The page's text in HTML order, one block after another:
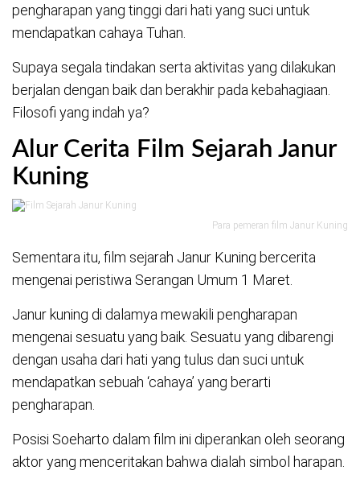
pengharapan yang tinggi dari hati yang suci untuk
mendapatkan cahaya Tuhan.
Supaya segala tindakan serta aktivitas yang dilakukan
berjalan dengan baik dan berakhir pada kebahagiaan.
Filosofi yang indah ya?
Alur Cerita Film Sejarah Janur
Kuning
Para pemeran film Janur Kuning
Sementara itu, film sejarah Janur Kuning bercerita
mengenai peristiwa Serangan Umum 1 Maret.
Janur kuning di dalamya mewakili pengharapan
mengenai sesuatu yang baik. Sesuatu yang dibarengi
dengan usaha dari hati yang tulus dan suci untuk
mendapatkan sebuah ‘cahaya’ yang berarti
pengharapan.
Posisi Soeharto dalam film ini diperankan oleh seorang
aktor yang menceritakan bahwa dialah simbol harapan.